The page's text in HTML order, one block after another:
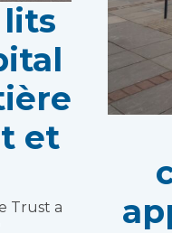
lits
et
Trust a